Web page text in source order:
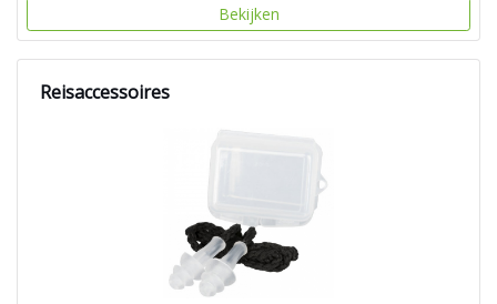
Bekijken
Reisaccessoires